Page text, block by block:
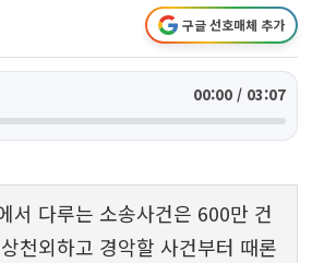
구글 선호매체 추가
00:00 / 03:07
서 다루는 소송사건은 600만 건
천외하고 경악할 사건부터 때론